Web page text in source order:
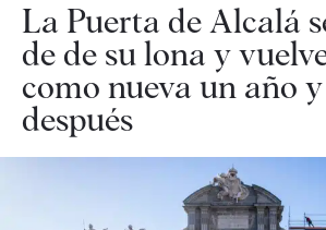
La Puerta de Alcalá
de de su lona y
como nueva un año
después